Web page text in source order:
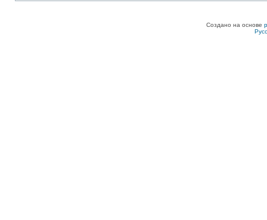
Создано на основе